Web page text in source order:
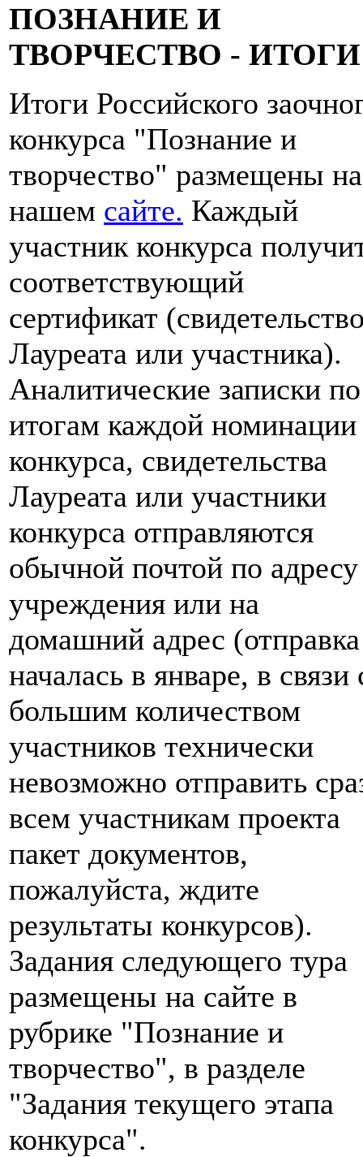
ПОЗНАНИЕ И
ТВОРЧЕСТВО - ИТОГИ
Итоги Российского
конкурса "Познание и
творчество" размещены на
нашем сайте. Каждый
участник конкурса
соответствующий
сертификат
Лауреата или участника).
Аналитические записки по
итогам каждой номинации
конкурса, свидетельства
Лауреата или участники
конкурса отправляются
обычной почтой по адресу
учреждения или на
домашний адрес (отправка
началась в январе, в связи
большим количеством
участников технически
невозможно отправить
всем участникам проекта
пакет документов,
пожалуйста, ждите
результаты конкурсов).
Задания следующего тура
размещены на сайте в
рубрике "Познание и
творчество", в разделе
"Задания текущего этапа
конкурса".